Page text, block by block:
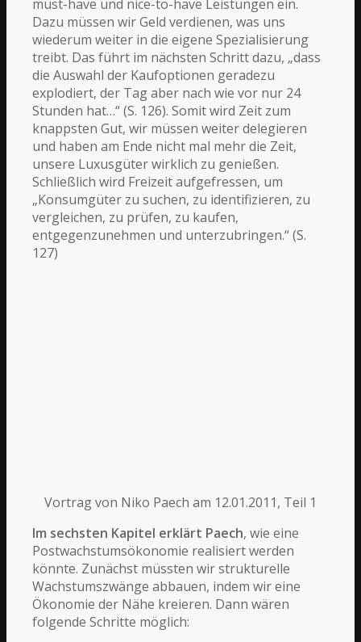
must-have und nice-to-have Leistungen ein.
Dazu müssen wir Geld verdienen, was uns
wiederum weiter in die eigene Spezialisierung
treibt. Das führt im nächsten Schritt dazu, „dass
die Auswahl der Kaufoptionen geradezu
explodiert, der Tag aber nach wie vor nur 24
Stunden hat…“ (S. 126). Somit wird Zeit zum
knappsten Gut, wir müssen weiter delegieren
und haben am Ende nicht mal mehr die Zeit,
unsere Luxusgüter wirklich zu genießen.
Schließlich wird Freizeit aufgefressen, um
„Konsumgüter zu suchen, zu identifizieren, zu
vergleichen, zu prüfen, zu kaufen,
entgegenzunehmen und unterzubringen.“ (S.
127)
Vortrag von Niko Paech am 12.01.2011, Teil 1
Im sechsten Kapitel erklärt Paech, wie eine
Postwachstumsökonomie realisiert werden
könnte. Zunächst müssten wir strukturelle
Wachstumszwänge abbauen, indem wir eine
Ökonomie der Nähe kreieren. Dann wären
folgende Schritte möglich: